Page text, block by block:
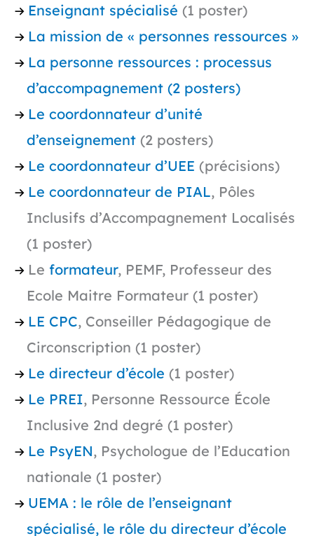
Enseignant spécialisé (1 poster)
La mission de « personnes ressources »
La personne ressources : processus
d’accompagnement (2 posters)
Le coordonnateur d’unité
d’enseignement (2 posters)
Le coordonnateur d’UEE (précisions)
Le coordonnateur de PIAL, Pôles
Inclusifs d’Accompagnement Localisés
(1 poster)
Le formateur, PEMF, Professeur des
Ecole Maitre Formateur (1 poster)
LE CPC, Conseiller Pédagogique de
Circonscription (1 poster)
Le directeur d’école (1 poster)
Le PREI, Personne Ressource École
Inclusive 2nd degré (1 poster)
Le PsyEN, Psychologue de l’Education
nationale (1 poster)
UEMA : le rôle de l’enseignant
spécialisé, le rôle du directeur d’école